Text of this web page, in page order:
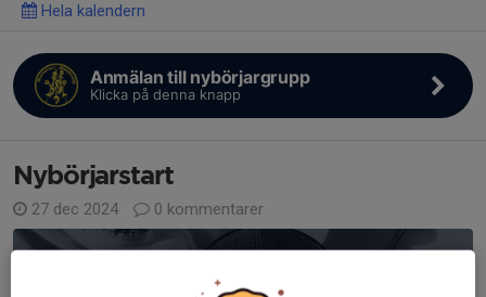
Hela kalendern
Anmälan till nybörjargrupp
Klicka på denna knapp
Nybörjarstart
27 dec 2024 0 kommentarer